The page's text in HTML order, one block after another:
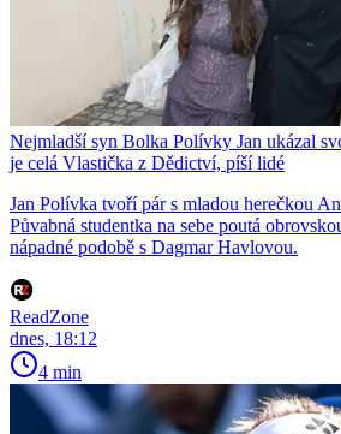
Nejmladší syn Bolka Polívky Jan ukázal
je celá Vlastička z Dědictví, píší lidé
Jan Polívka tvoří pár s mladou herečkou
Půvabná studentka na sebe poutá
nápadné podobě s Dagmar Havlovou.
ReadZone
dnes, 18:12
4 min